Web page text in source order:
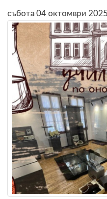
събота 04 октомври 2025